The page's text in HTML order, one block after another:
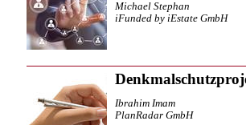
Michael Stephan
iFunded by iEstate GmbH
Ibrahim Imam
PlanRadar GmbH